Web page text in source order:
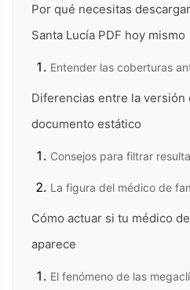
Por qué necesitas
Santa Lucía PDF hoy mismo
Entender las coberturas
Diferencias entre la
documento estático
Consejos para filtrar
La figura del médico de
Cómo actuar si tu médico
aparece
El fenómeno de las